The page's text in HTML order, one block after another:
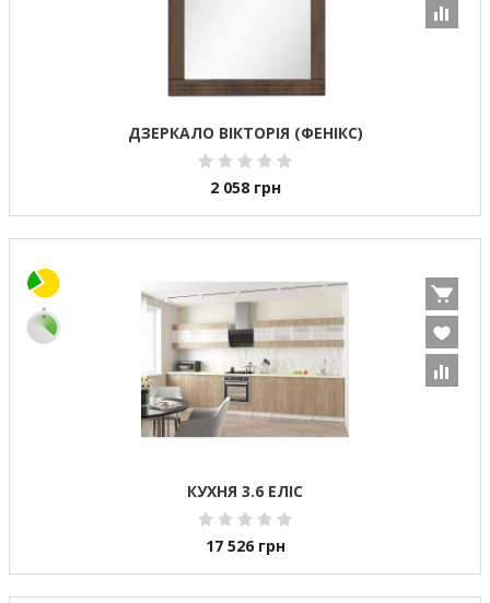
ДЗЕРКАЛО ВІКТОРІЯ (ФЕНІКС)
2 058 грн
КУХНЯ 3.6 ЕЛІС
17 526 грн